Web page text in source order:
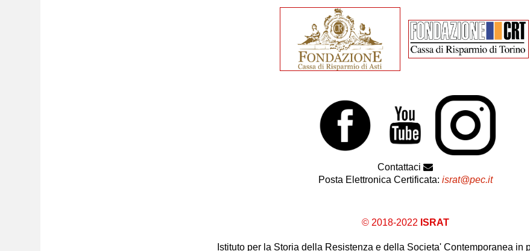
Contattaci
Posta Elettronica Certificata: israt@pec.it
© 2018-2022 ISRAT
Istituto per la Storia della Resistenza e della Societa' Contemporanea in